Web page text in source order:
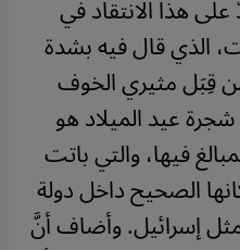
هذا الانتقاد في
الذي قال فيه بشدة
قِبَل مثيري الخوف
عيد الميلاد هو
فيها، والتي باتت
الصحيح داخل دولة
إسرائيل. وأضاف أنَّ